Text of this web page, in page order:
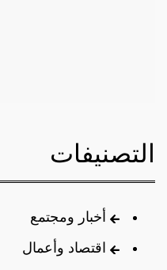
التصنيفات
أخبار ومجتمع
اقتصاد وأعمال